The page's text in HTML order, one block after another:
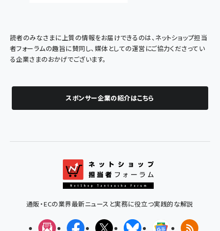
読者のみなさまに上質の情報をお届けできるのは、ネットショップ担当
者フォーラムの趣旨に賛同し、媒体としての運営にご協力くださってい
る企業さまのおかげでございます。
スポンサー企業の紹介はこちら
通販・ECの業界最新ニュースと実務に役立つ実践的な解説
メルマガFacebookX(エックス)BlueskyGoogleニュ
RSS